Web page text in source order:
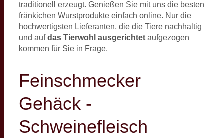
traditionell erzeugt. Genießen Sie mit uns die besten
fränkichen Wurstprodukte einfach online. Nur die
hochwertigsten Lieferanten, die die Tiere nachhaltig
und aufdas Tierwohl ausgerichtet aufgezogen
kommen für Sie in Frage.
Feinschmecker
Gehäck -
Schweinefleisch